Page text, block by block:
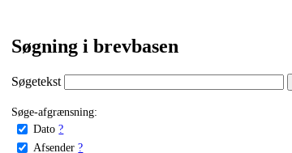
Søgning i brevbasen
Søgetekst
Søge-afgrænsning:
Dato ?
Afsender ?